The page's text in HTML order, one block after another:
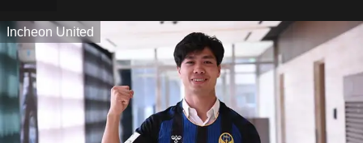
Incheon United